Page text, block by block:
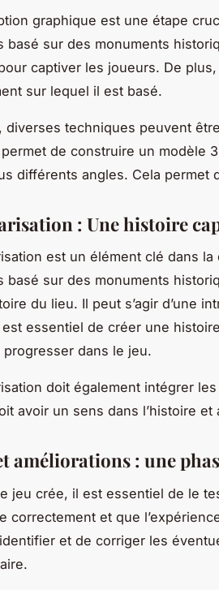
graphique est une étape
basé sur des monuments
captiver les joueurs. De
sur lequel il est basé.
diverses techniques peuvent
de construire un modèle
différents angles. Cela permet
: Une histoire
est un élément clé dans
basé sur des monuments
du lieu. Il peut s’agir d’une
essentiel de créer une
progresser dans le jeu.
doit également intégrer
avoir un sens dans l’histoire et
améliorations : une
jeu crée, il est essentiel de le
correctement et que
et de corriger les